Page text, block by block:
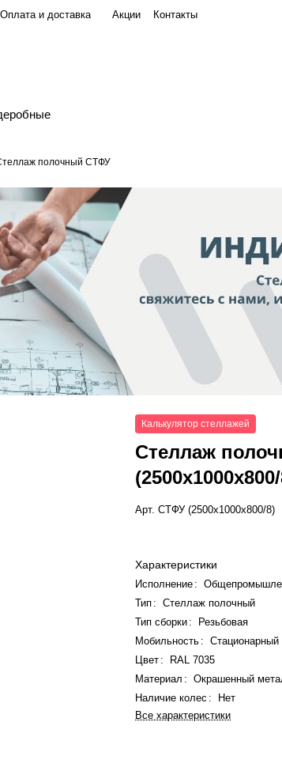
Оплата и доставка Акции Контакты
полочный СТФУ
Калькулятор стеллажей
Стеллаж
Арт.СТФУ (2500x1000x800/8)
Характеристики
Исполнение :
Тип :
Стеллаж полочный
Тип сборки:
Резьбовая
Мобильность :
Стационарный
Цвет :
RAL 7035
Материал :
Окрашенный
Наличие колес :
Нет
Все характеристики